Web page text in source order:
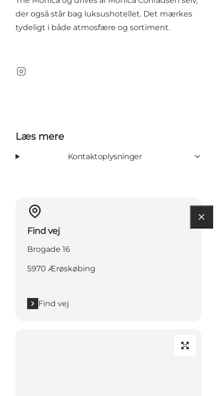
der også står bag luksushotellet. Det mærkes
tydeligt i både atmosfære og sortiment.
Instagram
Læs mere
Kontaktoplysninger
Find vej
Brogade 16
5970 Ærøskøbing
Find vej